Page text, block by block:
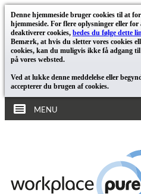
Denne hjemmeside bruger cookies til at
hjemmeside. For flere oplysninger eller
deaktiverer cookies, bedes du følge dette
Bemærk, at hvis du sletter vores cookies
cookies, kan du muligvis ikke få adgang
på vores websted.
Ved at lukke denne meddelelse eller
accepterer du brugen af cookies.
MENU